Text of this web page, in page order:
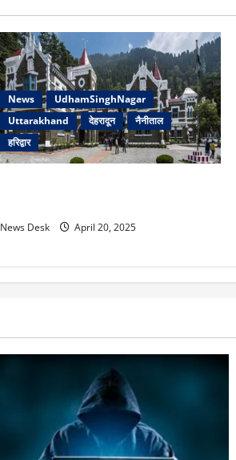
News
UdhamSinghNagar
Uttarakhand
देहरादून
नैनीताल
हरिद्वार
News Desk April 20, 2025